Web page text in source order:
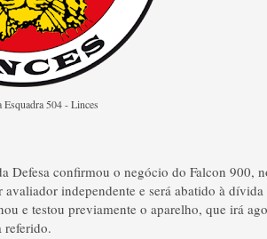
Esquadra 504 - Linces
Defesa confirmou o negócio do Falcon 900,
independente e será abatido à
e testou previamente o aparelho, que irá
referido.